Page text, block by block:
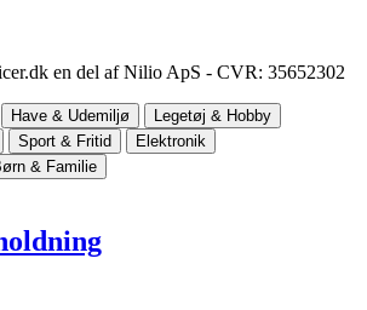
en del af Nilio ApS - CVR: 35652302
Have & Udemiljø
Legetøj & Hobby
Sport & Fritid
Elektronik
& Familie